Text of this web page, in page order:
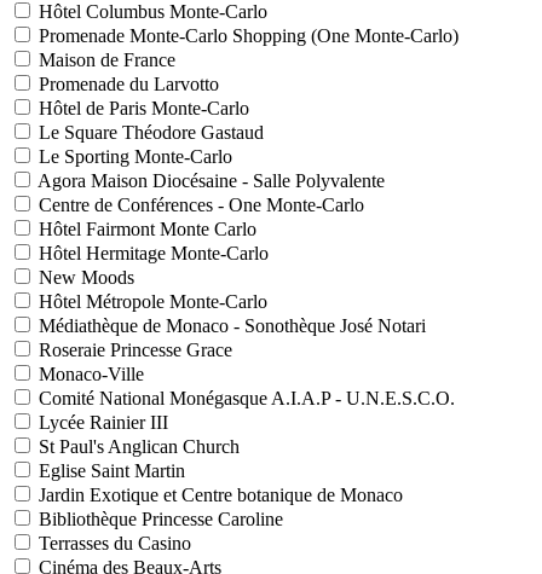
Hôtel Columbus Monte-Carlo
Promenade Monte-Carlo Shopping (One Monte-Carlo)
Maison de France
Promenade du Larvotto
Hôtel de Paris Monte-Carlo
Le Square Théodore Gastaud
Le Sporting Monte-Carlo
Agora Maison Diocésaine - Salle Polyvalente
Centre de Conférences - One Monte-Carlo
Hôtel Fairmont Monte Carlo
Hôtel Hermitage Monte-Carlo
New Moods
Hôtel Métropole Monte-Carlo
Médiathèque de Monaco - Sonothèque José Notari
Roseraie Princesse Grace
Monaco-Ville
Comité National Monégasque A.I.A.P - U.N.E.S.C.O.
Lycée Rainier III
St Paul's Anglican Church
Eglise Saint Martin
Jardin Exotique et Centre botanique de Monaco
Bibliothèque Princesse Caroline
Terrasses du Casino
Cinéma des Beaux-Arts